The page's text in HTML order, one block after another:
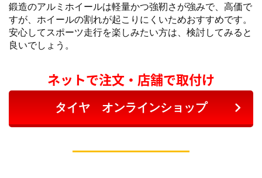
鍛造のアルミホイールは軽量かつ強靭さが強みで、高価で
すが、ホイールの割れが起こりにくいためおすすめです。
安心してスポーツ走行を楽しみたい方は、検討してみると
良いでしょう。
ネットで注文・店舗で取付け
タイヤ オンラインショップ